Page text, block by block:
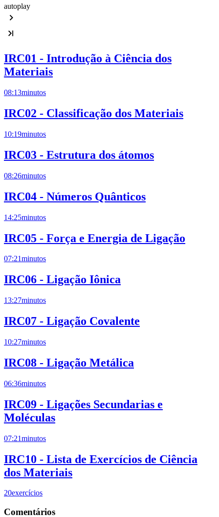
autoplay
IRC01 - Introdução à Ciência dos
Materiais
08:13minutos
IRC02 - Classificação dos Materiais
10:19minutos
IRC03 - Estrutura dos átomos
08:26minutos
IRC04 - Números Quânticos
14:25minutos
IRC05 - Força e Energia de Ligação
07:21minutos
IRC06 - Ligação Iônica
13:27minutos
IRC07 - Ligação Covalente
10:27minutos
IRC08 - Ligação Metálica
06:36minutos
IRC09 - Ligações Secundarias e
Moléculas
07:21minutos
IRC10 - Lista de Exercícios de Ciência
dos Materiais
20exercícios
Comentários